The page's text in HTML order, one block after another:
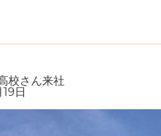
校さん来社
日